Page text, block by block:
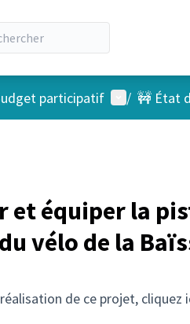
participatif Menu
/ 🚧 État
et équiper la
vélo de la
de ce projet, cliquez